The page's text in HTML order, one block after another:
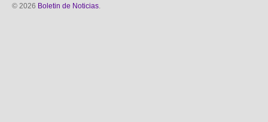
© 2026 Boletin de Noticias.